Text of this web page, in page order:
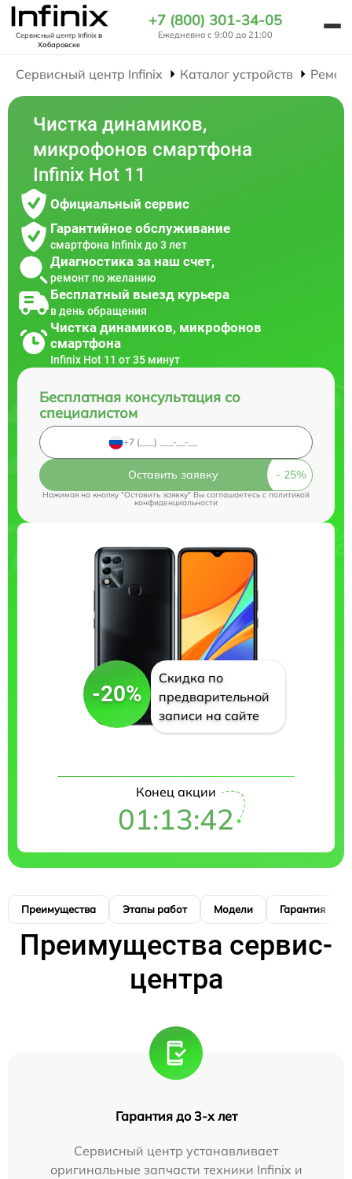
Сервисный центр Infinixв
Хабаровске
+7 (800) 301-34-05
Ежедневно с 9:00 до 21:00
Сервисный центр Infinix Каталог устройств
Чистка динамиков,
микрофонов смартфона
Infinix Hot 11
Официальный сервис
Гарантийное обслуживание
смартфона Infinix до 3 лет
Диагностика за наш счет,
ремонт по желанию
Бесплатный выезд курьера
в день обращения
Чистка динамиков, микрофонов
смартфона
Infinix Hot 11 от 35 минут
Бесплатная консультация со
специалистом
Оставить заявку
Нажимая на кнопку "Оставить заявку" Вы соглашаетесь cполитикой
конфиденциальности
-20%
Скидка по
предварительной
записи на сайте
Конец акции
01:13:41
Преимущества Этапы работ Модели Гарантия
Преимущества сервис-
центра
Гарантия до 3-х лет
Сервисный центр устанавливает
оригинальные запчасти техники Infinix и